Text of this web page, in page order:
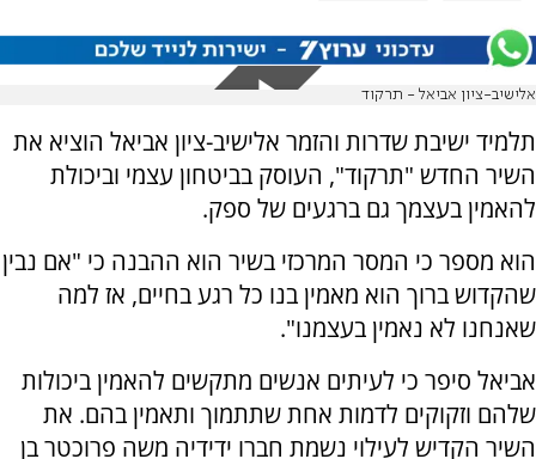
אלישיב-ציון אביאל - תרקוד
תלמיד ישיבת שדרות והזמר אלישיב-ציון אביאל הוציא את
השיר החדש "תרקוד", העוסק בביטחון עצמי וביכולת
להאמין בעצמך גם ברגעים של ספק.
הוא מספר כי המסר המרכזי בשיר הוא ההבנה כי "אם נבין
שהקדוש ברוך הוא מאמין בנו כל רגע בחיים, אז למה
שאנחנו לא נאמין בעצמנו".
אביאל סיפר כי לעיתים אנשים מתקשים להאמין ביכולות
שלהם וזקוקים לדמות אחת שתתמוך ותאמין בהם. את
השיר הקדיש לעילוי נשמת חברו ידידיה משה פרוכטר בן